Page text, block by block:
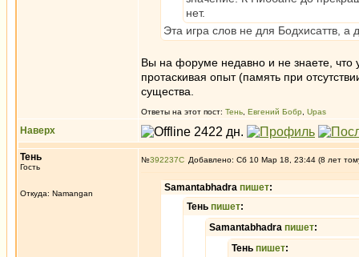
нет.
Эта игра слов не для Бодхисаттв,
Вы на форуме недавно и не знаете,
протаскивая опыт (память при
существа.
Ответы на этот пост: Тень Евгений Бобр Upas
Наверх
Тень
Гость
Откуда: Namangan
№392237 Добавлено: Сб 10 Мар 18, 23:44 (8 лет
Samantabhadra пишет:
Тень пишет:
Samantabhadra пишет:
Тень пишет: